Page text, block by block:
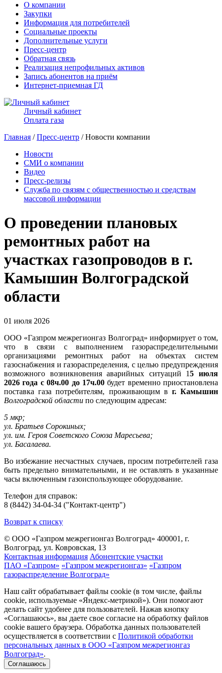
О компании
Закупки
Информация для потребителей
Социальные проекты
Дополнительные услуги
Пресс-центр
Обратная связь
Реализация непрофильных активов
Запись абонентов на приём
Интернет-приемная ГД
Личный кабинет
Оплата газа
Главная /Пресс-центр / Новости компании
Новости
СМИ о компании
Видео
Пресс-релизы
Служба по связям с общественностью и средствам
массовой информации
О проведении плановых
ремонтных работ на
участках газопроводов в г.
Камышин Волгоградской
области
01 июля 2026
ООО «Газпром межрегионгаз Волгоград» информирует о том,
что в связи с выполнением газораспределительными
организациями ремонтных работ на объектах систем
газоснабжения и газораспределения, с целью предупреждения
возможного возникновения аварийных ситуаций 15 июля
2026 года с 08ч.00 до 17ч.00будет временно приостановлена
поставка газа потребителям, проживающим в г. Камышин
Волгоградской области по следующим адресам:
5 мкр;
ул. Братьев Сорокиных;
ул. им. Героя Советского Союза Маресьева;
ул. Басалаева.
Во избежание несчастных случаев, просим потребителей газа
быть предельно внимательными, и не оставлять в указанные
часы включенным газоиспользующее оборудование.
Телефон для справок:
8 (8442) 34-04-34 ("Контакт-центр")
Возврат к списку
© ООО «Газпром межрегионгаз Волгоград» 400001, г.
Волгоград, ул. Ковровская, 13
Контактная информация Абонентские участки
ПАО «Газпром» «Газпром межрегионгаз» «Газпром
газораспределение Волгоград»
Наш сайт обрабатывает файлы cookie (в том числе, файлы
cookie, используемые «Яндекс-метрикой»). Они помогают
делать сайт удобнее для пользователей. Нажав кнопку
«Соглашаюсь», вы даете свое согласие на обработку файлов
cookie вашего браузера. Обработка данных пользователей
осуществляется в соответствии с Политикой обработки
персональных данных в ООО «Газпром межрегионгаз
Волгоград».
Соглашаюсь